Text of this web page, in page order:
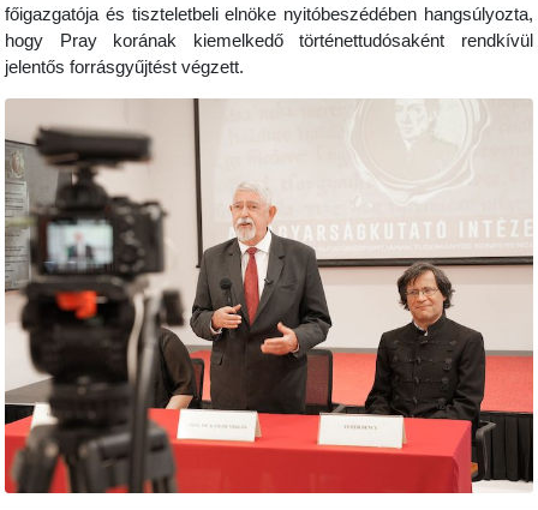
főigazgatója és tiszteletbeli elnöke nyitóbeszédében hangsúlyozta,
hogy Pray korának kiemelkedő történettudósaként rendkívül
jelentős forrásgyűjtést végzett.